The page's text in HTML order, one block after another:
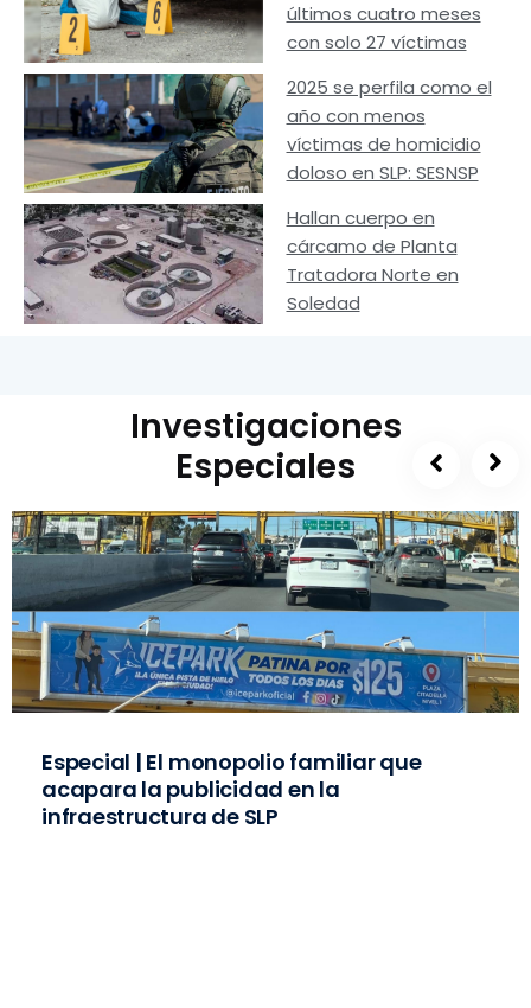
últimos cuatro meses
con solo 27 víctimas
2025 se perfila como el
año con menos
víctimas de homicidio
doloso en SLP: SESNSP
Hallan cuerpo en
cárcamo de Planta
Tratadora Norte en
Soledad
Investigaciones
Especiales
Especial | El monopolio familiar que
acapara la publicidad en la
infraestructura de SLP